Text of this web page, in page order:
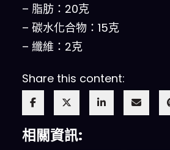
– 脂肪：20克
– 碳水化合物：15克
– 纖維：2克
Share this content:
相關資訊: